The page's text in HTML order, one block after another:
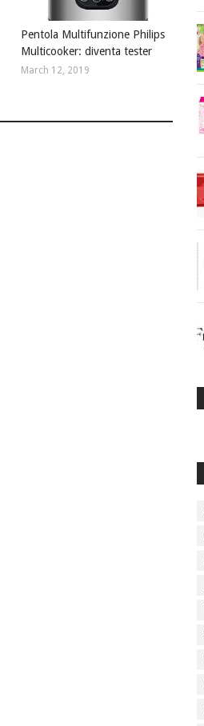
Pentola Multifunzione Philips
Multicooker: diventa tester
March 12, 2019